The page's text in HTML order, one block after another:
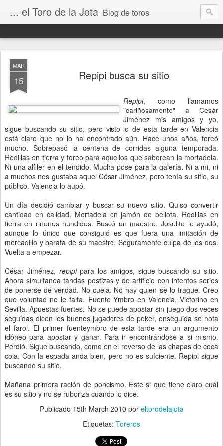
... el Toro de la Jota Blog de toros
MAR
15 Repipi busca su sitio
Repipi, como llamamos
"cariñosamente" a Cesár
Jiménez mis amigos y yo,
sigue buscando su sitio, pero visto lo de esta tarde en Valencia
está claro que no lo ha encontrado aún. Hace unos años, toreó
mucho. Sobrepasó la centena de corridas alguna temporada.
Rodillas en tierra y toreo para aquellos que saborean la mortadela.
Ni una alfiler en el tendido. Mucha pose para la galería. Ni a mi, ni
a muchos nos gustaba aquel César Jiménez, pero tenía su sitio, su
público. Valencia lo aupó.
Un día decidió cambiar y buscar su nuevo sitio. Quiso convertir
cantidad en calidad. Mortadela en jamón de bellota. Rodillas en
tierra en riñones hundidos. Buscó un maestro. Joselito le ayudó,
aunque lo único que consiguió es que fuera una imitación de
mercadillo y barata de su maestro. Seguramente culpa de los dos.
Vuelta a empezar.
César Jiménez, repipipara los amigos, sigue buscando su sitio.
Ahora simultanea tandas postizas y de artificio con intentos serios
de ponerse de verdad. No cuela. No hay quien se lo trague. Creo
que voluntad no le falta. Fuente Ymbro en Valencia, Victorino en
Sevilla. Apuestas fuertes. No se puede apostar sin juego dos veces
seguidas dicen los buenos jugadores de poker, enseguida se nota
el farol. El primer fuenteymbro de esta tarde era un argumento
idóneo para apostar y ganar. Para ir encontrándose a si mismo.
Perdió. Sigue buscando, como en el reverso de las chapas de coca
cola. Con la espada anda bien, pero no es sufciente. Repipi sigue
buscando su sitio.
Mañana primera ración de poncismo. Este si que tiene claro cuál
es su sitio y no se ruboriza cuando lo dice.
Publicado 15th March 2010 por eltorodelajota
Etiquetas: Toreros